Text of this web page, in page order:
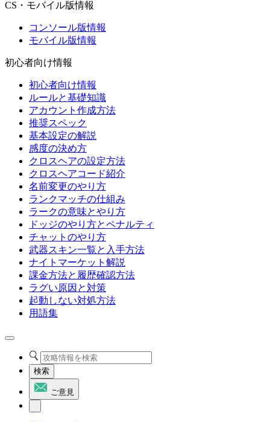
CS・モバイル版情報
コンソール版情報
モバイル版情報
初心者向け情報
初心者向け情報
ルールと基礎知識
アカウント作成方法
推奨スペック
基本設定の解説
感度の決め方
クロスヘアの設定方法
クロスヘアコード紹介
名前変更のやり方
ランクマッチの仕組み
ラークの意味とやり方
ドッジのやり方とペナルティ
チャットのやり方
武器スキン一覧と入手方法
ナイトマーケット解説
課金方法と履歴確認方法
ラグい原因と対策
起動しない対処方法
用語集
検索
ご意見